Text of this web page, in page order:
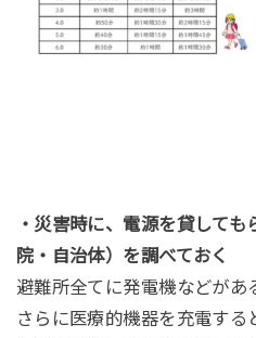
・災害時に、電源を貸して
院・自治体）を調べておく
避難所全てに発電機などがあ
さらに医療的機器を充電す